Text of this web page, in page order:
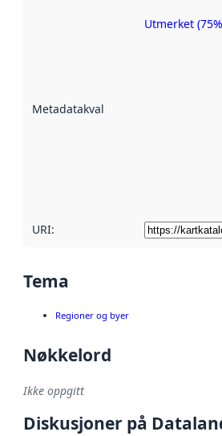
Metadatakvalitet
Metadatakvalitet
Utmerket
URI:
Tema
Regioner og byer
Nøkkelord
Ikke oppgitt
Diskusjoner på